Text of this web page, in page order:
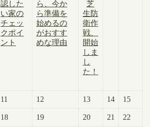
認した
い家の
チェッ
クポイ
ント
ら、今か
ら準備を
始めるの
がおすす
めな理由
芝
生防
衛作
戦、
開始
しま
し
た！
11 12 13 14 15
18 19 20 21 22